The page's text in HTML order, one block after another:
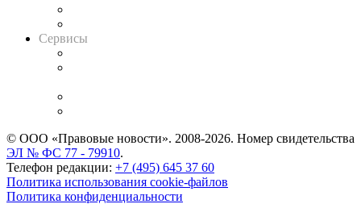
Сервисы
© ООО «Правовые новости». 2008-2026. Номер свидетельства
ЭЛ № ФС 77 - 79910.
Телефон редакции: +7 (495) 645 37 60
Политика использования cookie-файлов
Политика конфиденциальности